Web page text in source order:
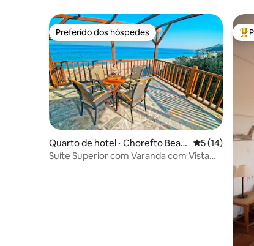
Preferido dos hóspedes
Preferido dos hóspedes
Quarto de hotel ⋅ Chorefto Beac
h Pelion
5 de uma
5 (14)
Suíte Superior com Varanda com Vista